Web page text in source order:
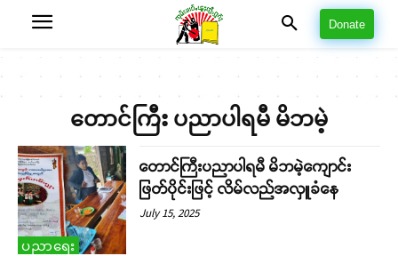
Donate
တောင်ကြီး ပညာပါရမီ မိဘမဲ့
ပညာရေး
တောင်ကြီးပညာပါရမီ မိဘမဲ့ကျောင်း
ဖြတ်ပိုင်းဖြင့် လိမ်လည်အလှူခံနေ
July 15, 2025